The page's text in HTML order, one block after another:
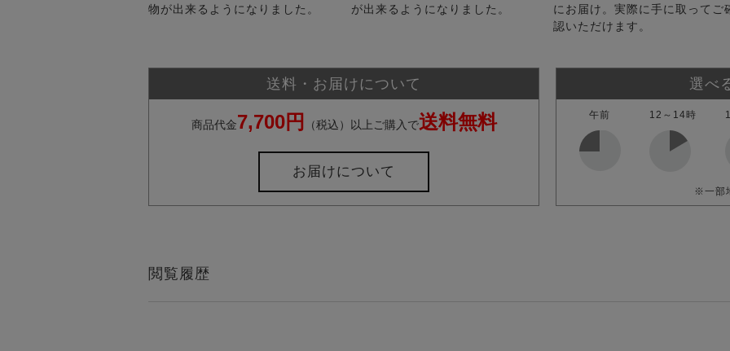
物が出来るようになりました。
が出来るようになりました。
にお届け。実際に手に取ってご
認いただけます。
送料・お届けについて
商品代金7,700円 （税込）以上ご購入で送料無料
お届けについて
選べ
午前 12～14時
※一部
閲覧履歴